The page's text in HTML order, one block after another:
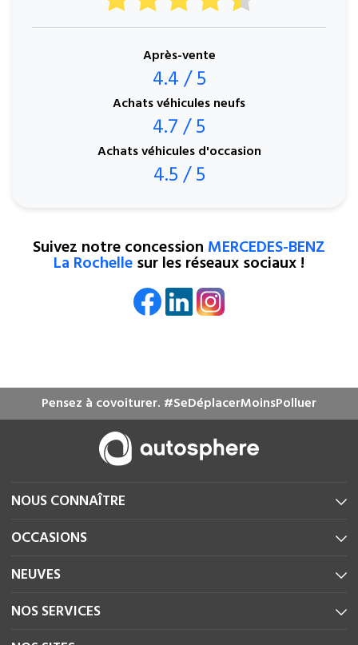
Après-vente
4.4 / 5
Achats véhicules neufs
4.7 / 5
Achats véhicules d'occasion
4.5 / 5
Suivez notre concession MERCEDES-BENZ
La Rochellesur les réseaux sociaux !
Pensez à covoiturer. #SeDéplacerMoinsPolluer
NOUS CONNAÎTRE
OCCASIONS
NEUVES
NOS SERVICES